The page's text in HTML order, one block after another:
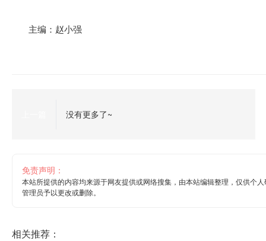
主编：赵小强
没有更多了~
免责声明：
本站所提供的内容均来源于网友提供或网络搜集，由本站编辑整理，仅供个
管理员予以更改或删除。
相关推荐：